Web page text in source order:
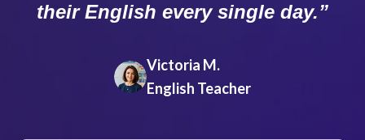
their English every single day.”
Victoria M.
English Teacher